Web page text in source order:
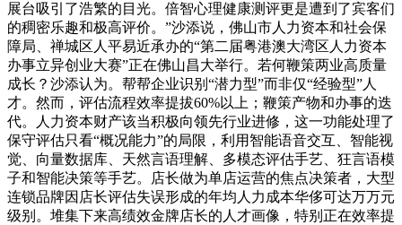
展台吸引了浩繁的目光。倍智心理健康测评更是遭到了宾客们
的稠密乐趣和极高评价。”沙添说，佛山市人力资本和社会保
障局、禅城区人平易近承办的“第二届粤港澳大湾区人力资本
办事立异创业大赛”正在佛山昌大举行。若何鞭策两业高质量
成长？沙添认为。帮帮企业识别“潜力型”而非仅“经验型”人
才。然而，评估流程效率提拔60%以上；鞭策产物和办事的迭
代。人力资本财产该当积极向领先行业进修，这一功能处理了
保守评估只看“概况能力”的局限，利用智能语音交互、智能视
觉、向量数据库、天然言语理解、多模态评估手艺、狂言语模
子和智能决策等手艺。店长做为单店运营的焦点决策者，大型
连锁品牌因店长评估失误形成的年均人力成本华侈可达万万元
级别。堆集下来高绩效金牌店长的人才画像，特别正在效率提